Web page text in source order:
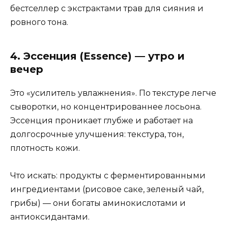
бестселлер с экстрактами трав для сияния и
ровного тона.
4. Эссенция (Essence) — утро и
вечер
Это «усилитель увлажнения». По текстуре легче
сыворотки, но концентрированнее лосьона.
Эссенция проникает глубже и работает на
долгосрочные улучшения: текстура, тон,
плотность кожи.
Что искать: продукты с ферментированными
ингредиентами (рисовое саке, зеленый чай,
грибы) — они богаты аминокислотами и
антиоксидантами.